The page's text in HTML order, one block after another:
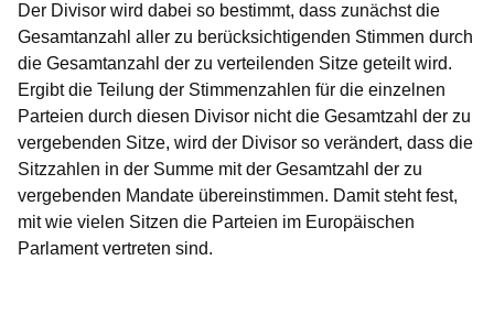
Der Divisor wird dabei so bestimmt, dass zunächst die
Gesamtanzahl aller zu berücksichtigenden Stimmen durch
die Gesamtanzahl der zu verteilenden Sitze geteilt wird.
Ergibt die Teilung der Stimmenzahlen für die einzelnen
Parteien durch diesen Divisor nicht die Gesamtzahl der zu
vergebenden Sitze, wird der Divisor so verändert, dass die
Sitzzahlen in der Summe mit der Gesamtzahl der zu
vergebenden Mandate übereinstimmen. Damit steht fest,
mit wie vielen Sitzen die Parteien im Europäischen
Parlament vertreten sind.